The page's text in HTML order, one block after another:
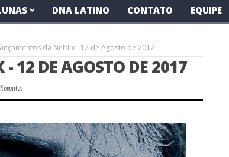
DNA LATINO CONTATO EQUIPE
da Netflix - 12 de Agosto de 2017
12 DE AGOSTO DE 2017
Recentes